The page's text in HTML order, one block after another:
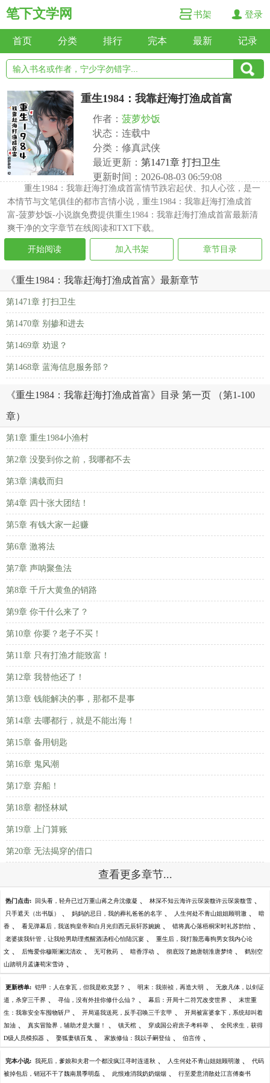
笔下文学网 书架 登录
首页 分类 排行 完本 最新 记录
重生1984：我靠赶海打渔成首富
作者： 菠萝炒饭
状态：连载中
分类：修真武侠
最近更新： 第1471章 打扫卫生
更新时间：2026-08-03 06:59:08
重生1984：我靠赶海打渔成首富情节跌宕起伏、扣人心弦，是一
本情节与文笔俱佳的都市言情小说，重生1984：我靠赶海打渔成首
富-菠萝炒饭-小说旗免费提供重生1984：我靠赶海打渔成首富最新清
爽干净的文字章节在线阅读和TXT下载。
开始阅读 加入书架 章节目录
《重生1984：我靠赶海打渔成首富》最新章节
第1471章 打扫卫生
第1470章 别掺和进去
第1469章 劝退？
第1468章 蓝海信息服务部？
《重生1984：我靠赶海打渔成首富》目录 第一页 （第1-100
章）
第1章 重生1984小渔村
第2章 没娶到你之前，我哪都不去
第3章 满载而归
第4章 四十张大团结！
第5章 有钱大家一起赚
第6章 激将法
第7章 声呐聚鱼法
第8章 千斤大黄鱼的销路
第9章 你干什么来了？
第10章 你要？老子不买！
第11章 只有打渔才能致富！
第12章 我替他还了！
第13章 钱能解决的事，那都不是事
第14章 去哪都行，就是不能出海！
第15章 备用钥匙
第16章 鬼风潮
第17章 弃船！
第18章 都怪林斌
第19章 上门算账
第20章 无法揭穿的借口
查看更多章节...
热门点击: 回头看，轻舟已过万重山蒋之舟沈傲凝 、 林深不知云海许云琛裴馥许云琛裴馥雪 、
只手遮天（出书版） 、 妈妈的忌日，我的葬礼爸爸的名字 、 人生何处不青山姐姐顾明澈 、 暗
香 、 看见弹幕后，我送狗皇帝和白月光归西元辰轩苏婉婉 、 错将真心落梧桐宋时礼苏韵怡 、
老婆拔我针管，让我给男助理煮醒酒汤程心怡陆沉宴 、 重生后，我打脸恶毒狗男女我内心论
文 、 后悔爱你穆斯澜沈清欢 、 无可救药 、 暗香浮动 、 彻底毁了她唐朝淮唐梦绮 、 鹤别空
山踏明月孟谦荀宋雪诗 、
更新榜单: 铠甲：人在拿瓦，但我是欧克瑟？ 、 明末：我崇祯，再造大明 、 无敌凡体，以剑证
道，杀穿三千界 、 寻仙，没有外挂你修什么仙？ 、 幕后：开局十二符咒改变世界 、 末世重
生：我靠安全车囤物斩尸 、 开局逼我送死，反手召唤三千玄甲 、 开局被富婆拿下，系统却叫着
加油 、 真实冒险界，辅助才是大腿！ 、 镇天棺 、 穿成国公府庶子考科举 、 全民求生，获得
D级人员模拟器 、 娶狐妻镇百鬼 、 家族修仙：我以子嗣登仙 、 伯言传 、
完本小说: 我死后，爹娘和夫君一个都没疯江寻时连道秋 、 人生何处不青山姐姐顾明澈 、 代码
被掉包后，销冠不干了魏南晨季明磊 、 此恨难消我奶奶烟烟 、 行至爱意消散处江言傅秦书